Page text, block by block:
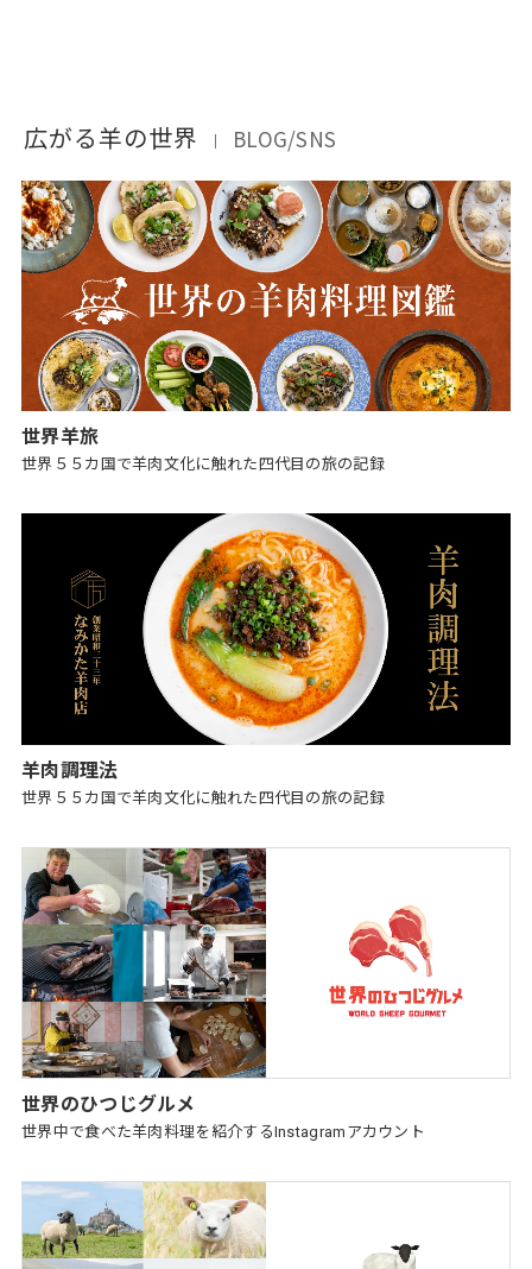
広がる羊の世界 ｜ BLOG/SNS
世界羊旅
世界５５カ国で⽺⾁⽂化に触れた四代⽬の旅の記録
羊肉調理法
世界５５カ国で⽺⾁⽂化に触れた四代⽬の旅の記録
世界のひつじグルメ
世界中で食べた羊肉料理を紹介するInstagramアカウント